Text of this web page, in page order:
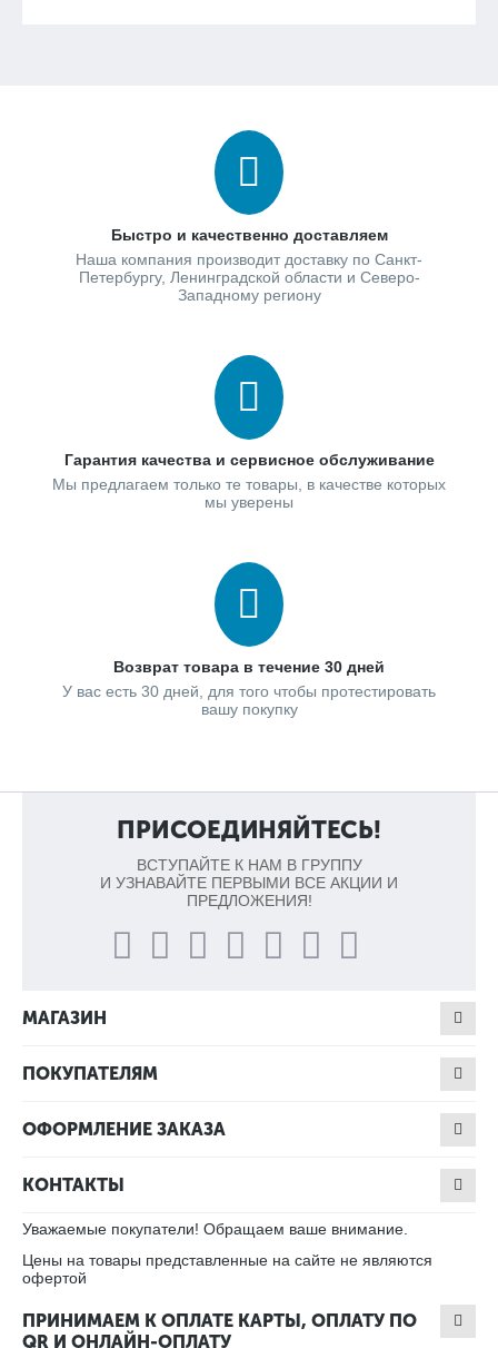
Быстро и качественно доставляем
Наша компания производит доставку по Санкт-
Петербургу, Ленинградской области и Северо-
Западному региону
Гарантия качества и сервисное обслуживание
Мы предлагаем только те товары, в качестве которых
мы уверены
Возврат товара в течение 30 дней
У вас есть 30 дней, для того чтобы протестировать
вашу покупку
ПРИСОЕДИНЯЙТЕСЬ!
ВСТУПАЙТЕ К НАМ В ГРУППУ
И УЗНАВАЙТЕ ПЕРВЫМИ ВСЕ АКЦИИ И
ПРЕДЛОЖЕНИЯ!
МАГАЗИН
ПОКУПАТЕЛЯМ
ОФОРМЛЕНИЕ ЗАКАЗА
КОНТАКТЫ
Уважаемые покупатели! Обращаем ваше внимание.
Цены на товары представленные на сайте не являются
офертой
ПРИНИМАЕМ К ОПЛАТЕ КАРТЫ, ОПЛАТУ ПО
QR И ОНЛАЙН-ОПЛАТУ